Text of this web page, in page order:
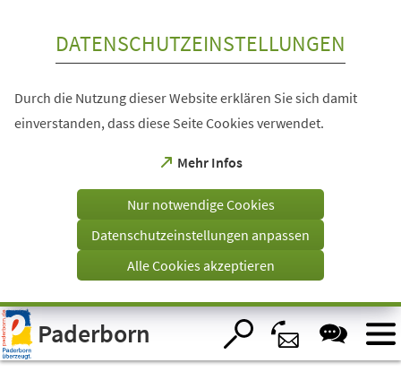
Visuelle
Assistenzsoftware
öffnen.
DATENSCHUTZEINSTELLUNGEN
Durch die Nutzung dieser Website erklären Sie sich damit
einverstanden, dass diese Seite Cookies verwendet.
Mehr Infos
(Öffnet
einem
Tab)
Nur notwendige Cookies
Datenschutzeinstellungen anpassen
Alle Cookies akzeptieren
Paderborn